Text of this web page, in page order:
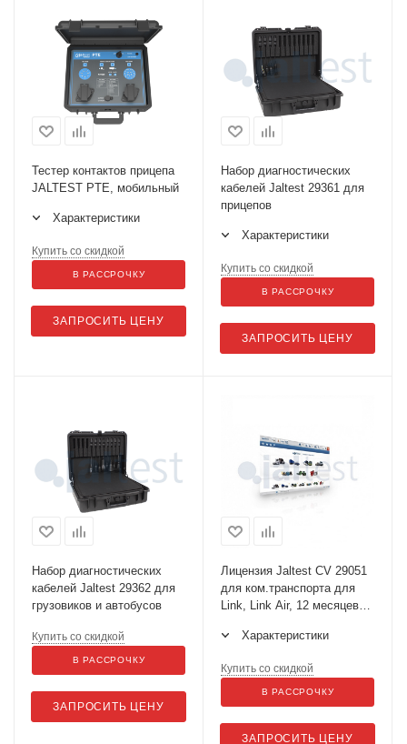
Тестер контактов прицепа
JALTEST PTE, мобильный
Характеристики
ЗАПРОСИТЬ ЦЕНУ
Купить со скидкой
В РАССРОЧКУ
Набор диагностических
кабелей Jaltest 29361 для
прицепов
Характеристики
ЗАПРОСИТЬ ЦЕНУ
Купить со скидкой
В РАССРОЧКУ
Набор диагностических
кабелей Jaltest 29362 для
грузовиков и автобусов
ЗАПРОСИТЬ ЦЕНУ
Купить со скидкой
В РАССРОЧКУ
Лицензия Jaltest СV 29051
для ком.транспорта для
Link, Link Air, 12 месяцев
Характеристики
ЗАПРОСИТЬ ЦЕНУ
Купить со скидкой
В РАССРОЧКУ